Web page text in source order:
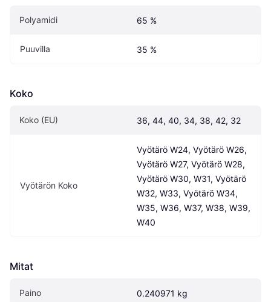
Polyamidi 65 %
Puuvilla 35 %
Koko
Koko (EU) 36, 44, 40, 34, 38, 42, 32
Vyötärön Koko
Vyötärö W24, Vyötärö W26,
Vyötärö W27, Vyötärö W28,
Vyötärö W30, W31, Vyötärö
W32, W33, Vyötärö W34,
W35, W36, W37, W38, W39,
W40
Mitat
Paino 0.240971 kg